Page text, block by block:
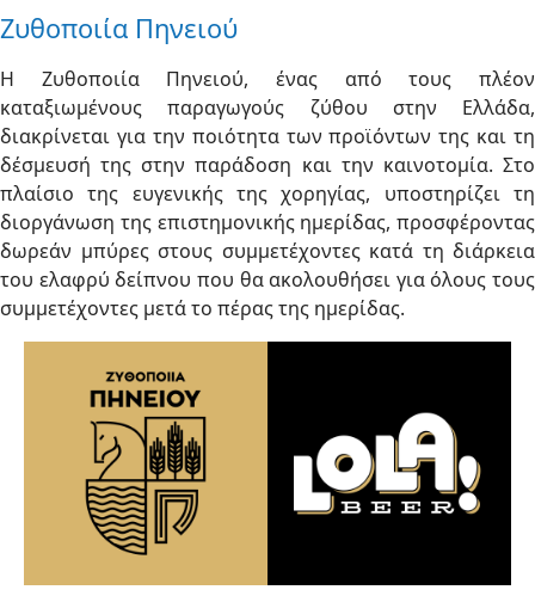
Ζυθοποιία Πηνειού
Η Ζυθοποιία Πηνειού, ένας από τους πλέον
καταξιωμένους παραγωγούς ζύθου στην Ελλάδα,
διακρίνεται για την ποιότητα των προϊόντων της και τη
δέσμευσή της στην παράδοση και την καινοτομία. Στο
πλαίσιο της ευγενικής της χορηγίας, υποστηρίζει τη
διοργάνωση της επιστημονικής ημερίδας, προσφέροντας
δωρεάν μπύρες στους συμμετέχοντες κατά τη διάρκεια
του ελαφρύ δείπνου που θα ακολουθήσει για όλους τους
συμμετέχοντες μετά το πέρας της ημερίδας.